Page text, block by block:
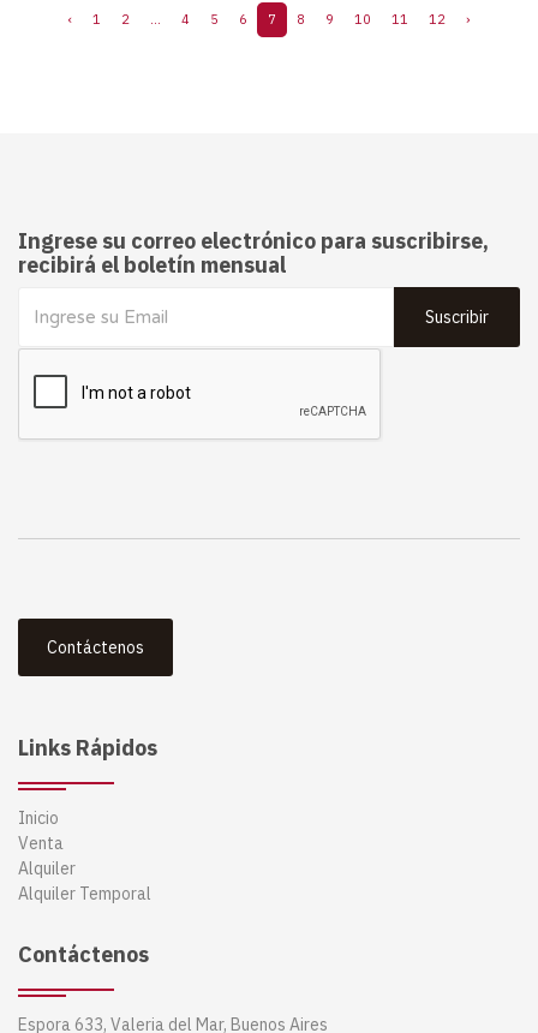
‹ 1 2 ... 4 5 6 7 8 9 10 11 12 ›
Ingrese su correo electrónico para suscribirse,
recibirá el boletín mensual
Suscribir
Contáctenos
Links Rápidos
Inicio
Venta
Alquiler
Alquiler Temporal
Contáctenos
Espora 633, Valeria del Mar, Buenos Aires